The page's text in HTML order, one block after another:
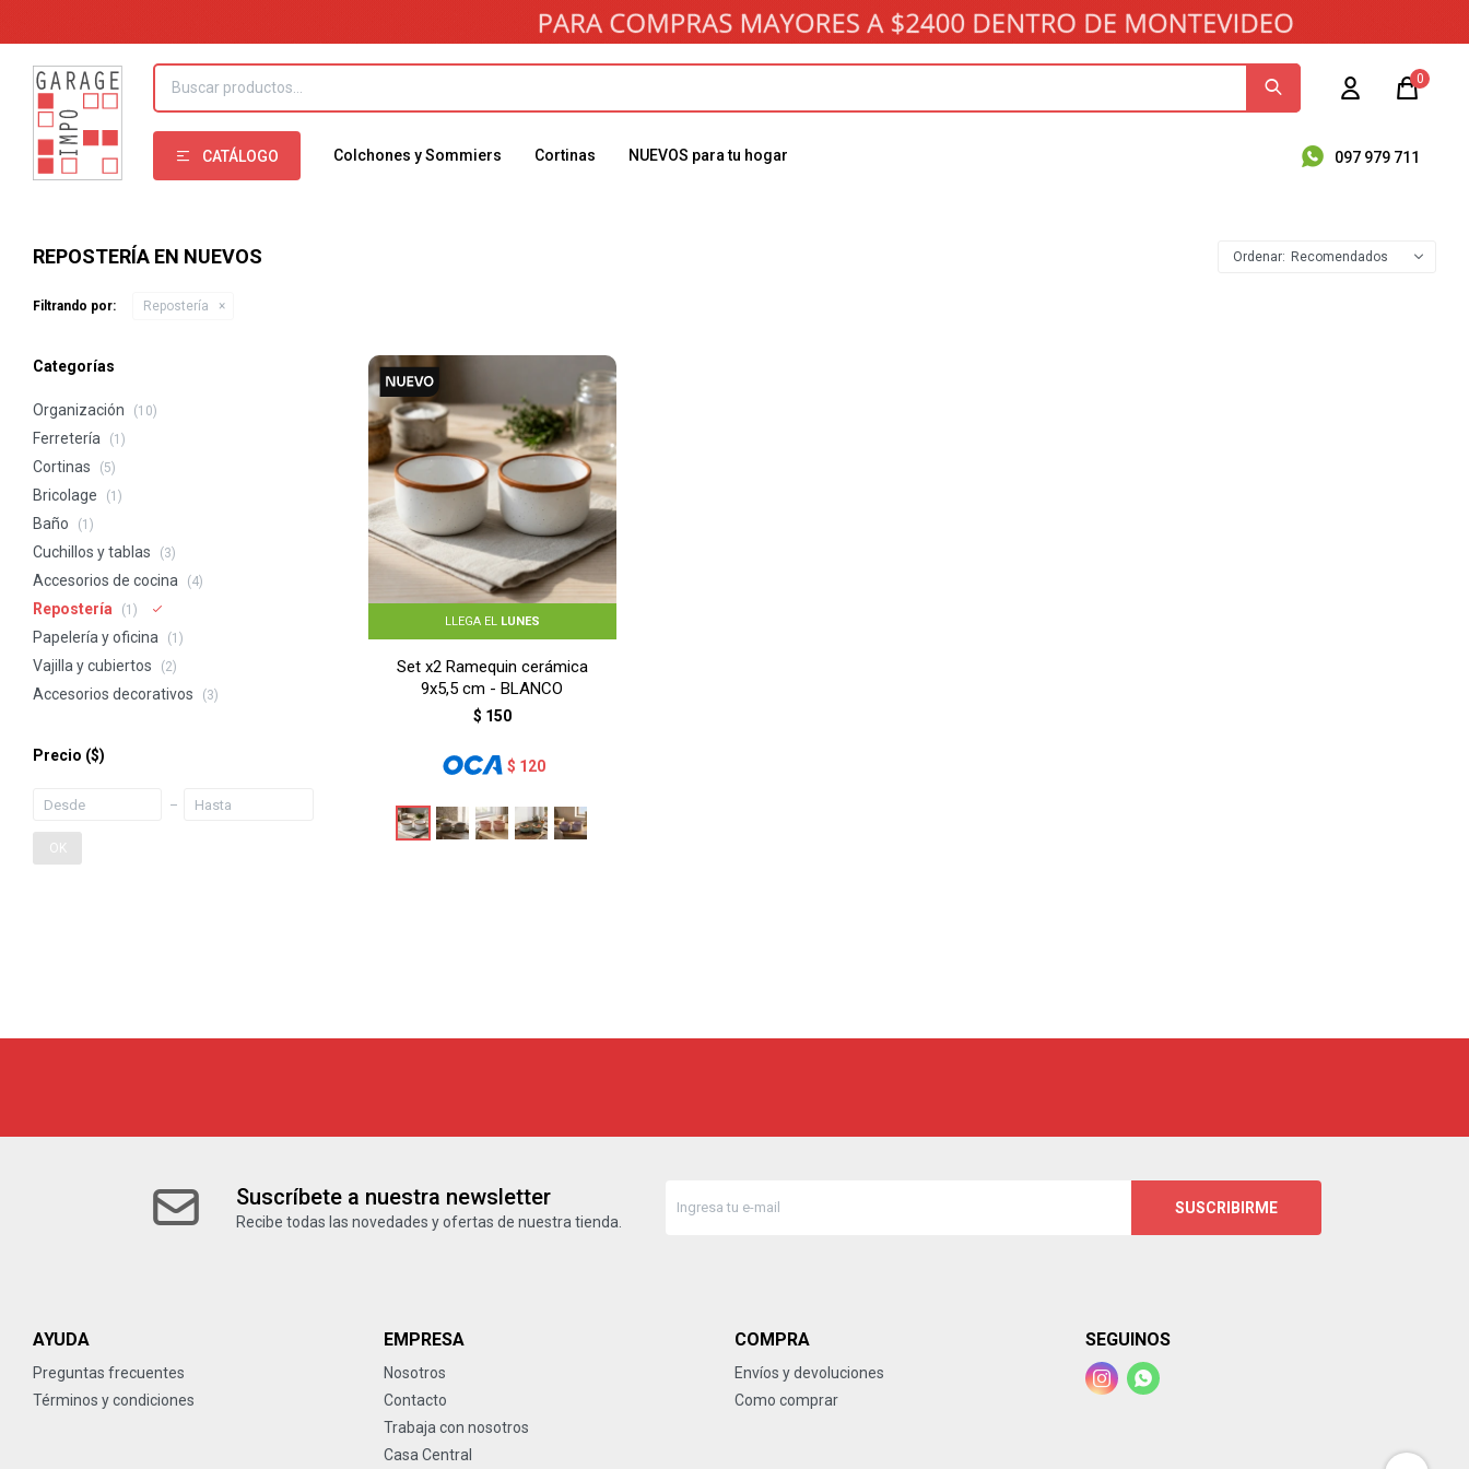
CATÁLOGO Colchones y Sommiers Cortinas NUEVOS para tu hogar 097 979 711
0
REPOSTERÍA EN NUEVOS Recomendados
Filtrando por: Repostería
LLEGA EL LUNES
Set x2 Ramequin cerámica
9x5,5 cm - BLANCO
$ 150
$ 120
Categorías
Organización (10)
Ferretería (1)
Cortinas (5)
Bricolage (1)
Baño (1)
Cuchillos y tablas (3)
Accesorios de cocina (4)
Repostería (1)
Papelería y oficina (1)
Vajilla y cubiertos (2)
Accesorios decorativos (3)
Precio ($)
OK
Suscríbete a nuestra newsletter
Recibe todas las novedades y ofertas de nuestra tienda.
SUSCRIBIRME
AYUDA
Preguntas frecuentes
Términos y condiciones
EMPRESA
Nosotros
Contacto
Trabaja con nosotros
Casa Central
COMPRA
Envíos y devoluciones
Como comprar
SEGUINOS
 